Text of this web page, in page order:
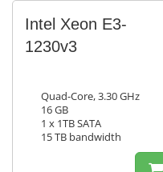
Intel Xeon E3-
1230v3
Quad-Core, 3.30 GHz
16 GB
1 x 1TB SATA
15 TB bandwidth